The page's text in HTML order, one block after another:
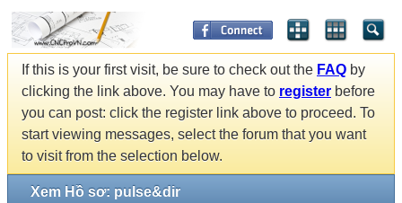
If this is your first visit, be sure to check out the FAQ by
clicking the link above. You may have to register before
you can post: click the register link above to proceed. To
start viewing messages, select the forum that you want
to visit from the selection below.
Xem Hồ sơ: pulse&dir